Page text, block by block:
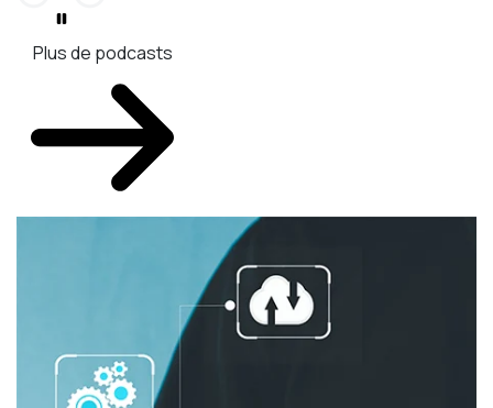
Plus de podcasts